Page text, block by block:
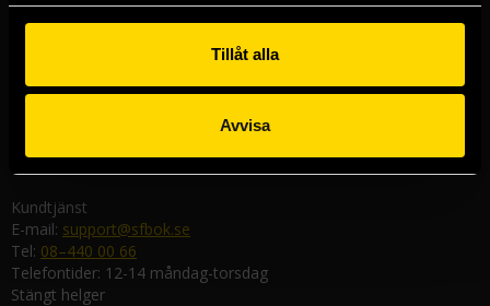
Tillåt alla
Avvisa
Malmöbutiken
582 19 Linköping
Kundtjänst
E-mail: support@sfbok.se
Tel: 08–440 00 66
Telefontider: 12-14 måndag-torsdag
Stängt helger